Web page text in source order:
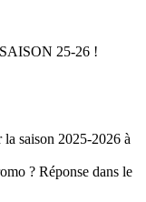
25-26 !
saison 2025-2026 à
? Réponse dans le